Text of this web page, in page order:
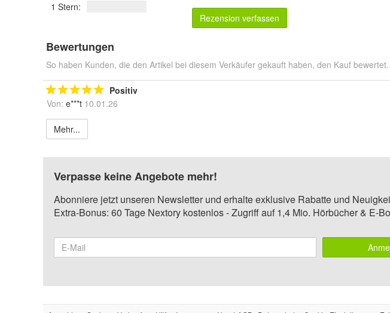
1 Stern:
Rezension verfassen
Bewertungen
So haben Kunden, die den Artikel bei diesem Verkäufer gekauft haben, den Kauf bewertet.
Positiv
Von: e***t 10.01.26
Mehr...
Verpasse keine Angebote mehr!
Abonniere jetzt unseren Newsletter und erhalte exklusive Rabatte und
Extra-Bonus: 60 Tage Nextory kostenlos - Zugriff auf 1,4 Mio. Hörbücher & E-